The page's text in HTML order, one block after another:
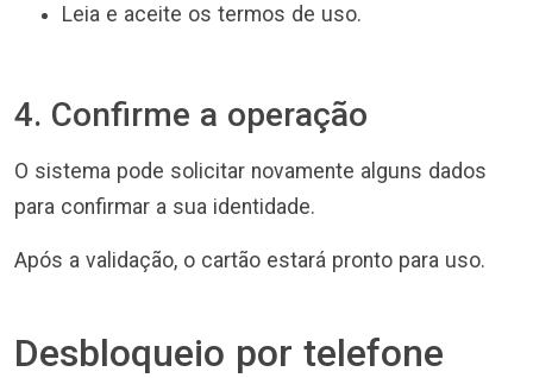
Leia e aceite os termos de uso.
4. Confirme a operação
O sistema pode solicitar novamente alguns dados
para confirmar a sua identidade.
Após a validação, o cartão estará pronto para uso.
Desbloqueio por telefone